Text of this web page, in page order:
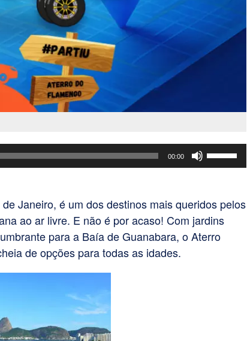
00:00
Use
as
para
cima
ou
Janeiro, é um dos destinos mais queridos pelos
ao ar livre. E não é por acaso! Com jardins
para a Baía de Guanabara, o Aterro
de opções para todas as idades.